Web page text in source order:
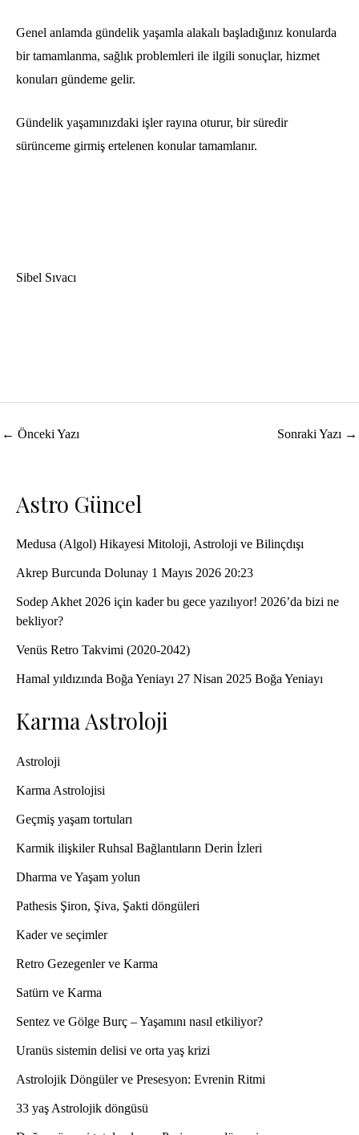
Genel anlamda gündelik yaşamla alakalı başladığınız konularda
bir tamamlanma, sağlık problemleri ile ilgili sonuçlar, hizmet
konuları gündeme gelir.
Gündelik yaşamınızdaki işler rayına oturur, bir süredir
sürünceme girmiş ertelenen konular tamamlanır.
Sibel Sıvacı
Yazı
← Önceki Yazı Sonraki Yazı →
Astro Güncel
Medusa (Algol) Hikayesi Mitoloji, Astroloji ve Bilinçdışı
Akrep Burcunda Dolunay 1 Mayıs 2026 20:23
Sodep Akhet 2026 için kader bu gece yazılıyor! 2026’da bizi ne
bekliyor?
Venüs Retro Takvimi (2020-2042)
Hamal yıldızında Boğa Yeniayı 27 Nisan 2025 Boğa Yeniayı
Karma Astroloji
Astroloji
Karma Astrolojisi
Geçmiş yaşam tortuları
Karmik ilişkiler Ruhsal Bağlantıların Derin İzleri
Dharma ve Yaşam yolun
Pathesis Şiron, Şiva, Şakti döngüleri
Kader ve seçimler
Retro Gezegenler ve Karma
Satürn ve Karma
Sentez ve Gölge Burç – Yaşamını nasıl etkiliyor?
Uranüs sistemin delisi ve orta yaş krizi
Astrolojik Döngüler ve Presesyon: Evrenin Ritmi
33 yaş Astrolojik döngüsü